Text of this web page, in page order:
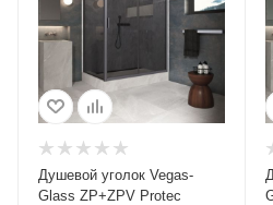
Душевой уголок Vegas-
Glass ZP+ZPV Protec